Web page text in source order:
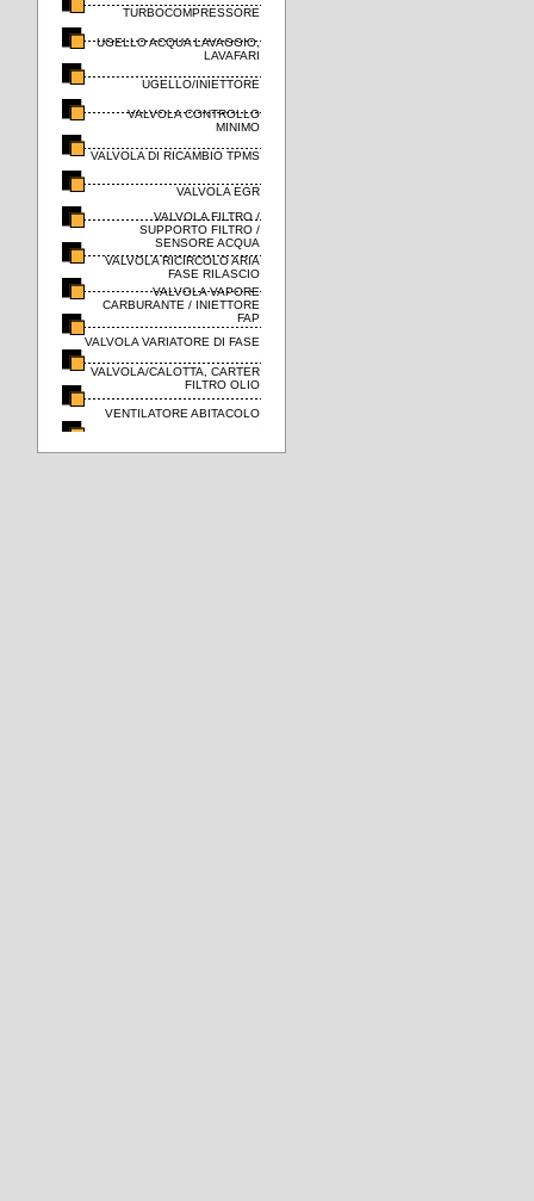
TURBOCOMPRESSORE
UGELLO ACQUA LAVAGGIO,
LAVAFARI
UGELLO/INIETTORE
VALVOLA CONTROLLO
MINIMO
VALVOLA DI RICAMBIO TPMS
VALVOLA EGR
VALVOLA FILTRO /
SUPPORTO FILTRO /
SENSORE ACQUA
VALVOLA RICIRCOLO ARIA
FASE RILASCIO
VALVOLA VAPORE
CARBURANTE / INIETTORE
FAP
VALVOLA VARIATORE DI FASE
VALVOLA/CALOTTA, CARTER
FILTRO OLIO
VENTILATORE ABITACOLO